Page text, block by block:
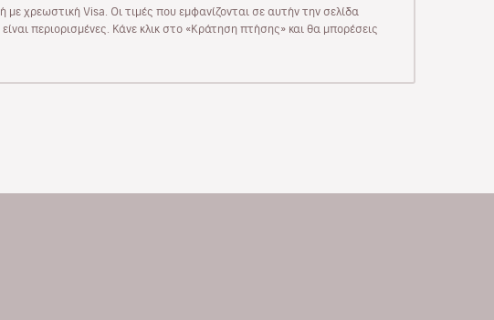
χρεωστική Visa. Οι τιμές που εμφανίζονται σε αυτήν την σελίδα
περιορισμένες. Κάνε κλικ στο «Κράτηση πτήσης» και θα μπορέσεις